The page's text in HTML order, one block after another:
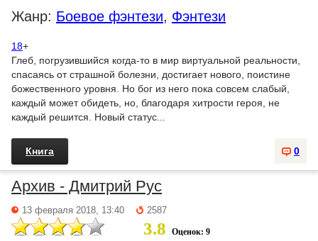
Жанр: Боевое фэнтези, Фэнтези
18+
Глеб, погрузившийся когда-то в мир виртуальной реальности,
спасаясь от страшной болезни, достигает нового, поистине
божественного уровня. Но бог из него пока совсем слабый,
каждый может обидеть, но, благодаря хитрости героя, не
каждый решится. Новый статус...
0
Книга
Архив - Дмитрий Рус
13 февраля 2018, 13:40 2587
3.8 Оценок: 9